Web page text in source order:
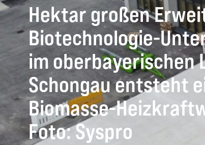
Hektar großen
Biotechnologie-
im oberbayerischen
Schongau entsteht
Biomasse-
Foto:Syspro